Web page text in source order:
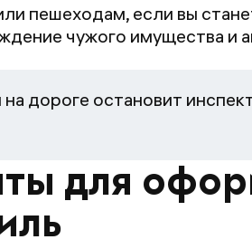
пешеходам, если вы
чужого имущества и
дороге остановит
для